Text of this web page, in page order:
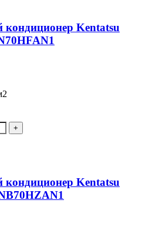
Kentatsu
Kentatsu